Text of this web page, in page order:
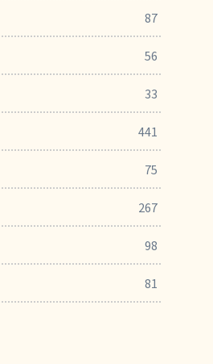
87
56
33
441
75
267
98
81